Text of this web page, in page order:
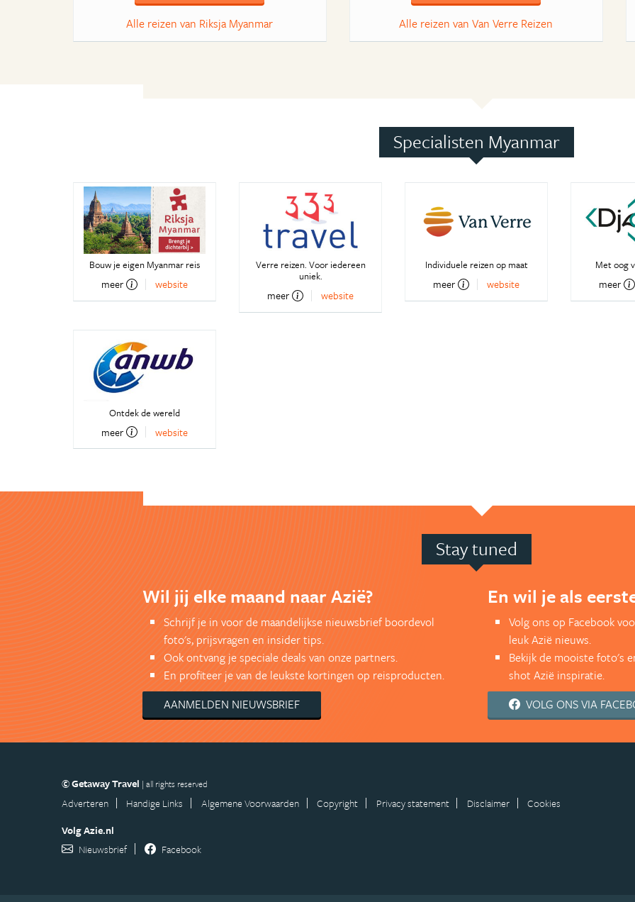
Alle reizen van Riksja Myanmar
Alle reizen van Van Verre Reizen
Specialisten Myanmar
Bouw je eigen Myanmar reis
meer website
Verre reizen. Voor iedereen
uniek.
meer website
Individuele reizen op maat
meer website
Met oog
meer
Ontdek de wereld
meer website
Stay tuned
Wil jij elke maand naar Azië?
Schrijf je in voor de maandelijkse nieuwsbrief boordevol
foto's, prijsvragen en insider tips.
Ook ontvang je speciale deals van onze partners.
En profiteer je van de leukste kortingen op reisproducten.
AANMELDEN NIEUWSBRIEF
En wil je als
Volg ons op Facebook
leuk Azië nieuws.
Bekijk de mooiste foto's
shot Azië inspiratie.
VOLG ONS VIA
© Getaway Travel | all rights reserved
Adverteren Handige Links Algemene Voorwaarden Copyright Privacy statement Disclaimer
Cookies
Volg Azie.nl
Nieuwsbrief
Facebook